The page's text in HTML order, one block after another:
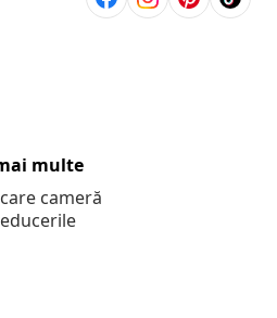
multe
cameră